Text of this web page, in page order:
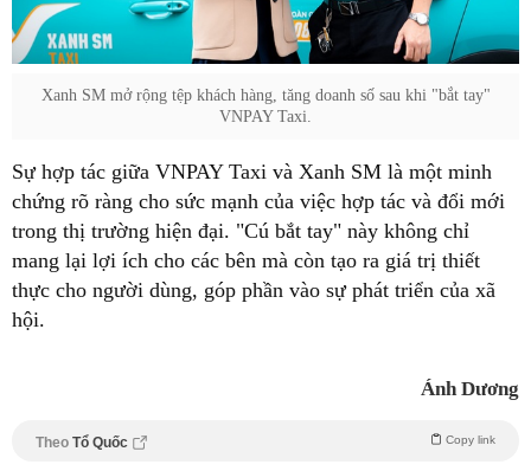
Xanh SM mở rộng tệp khách hàng, tăng doanh số sau khi "bắt tay"
VNPAY Taxi.
Sự hợp tác giữa VNPAY Taxi và Xanh SM là một minh
chứng rõ ràng cho sức mạnh của việc hợp tác và đổi mới
trong thị trường hiện đại. "Cú bắt tay" này không chỉ
mang lại lợi ích cho các bên mà còn tạo ra giá trị thiết
thực cho người dùng, góp phần vào sự phát triển của xã
hội.
Ánh Dương
Theo Tổ Quốc Copy link